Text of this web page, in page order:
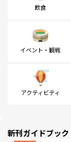
飲食
イベント・観戦
アクティビティ
新刊ガイドブック